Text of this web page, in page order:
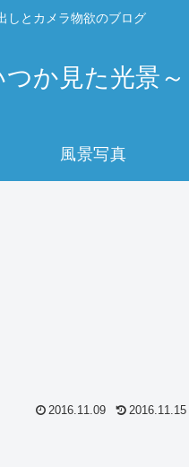
しとカメラ物欲のブログ
か見た光景～
風景写真
2016.11.09 2016.11.15